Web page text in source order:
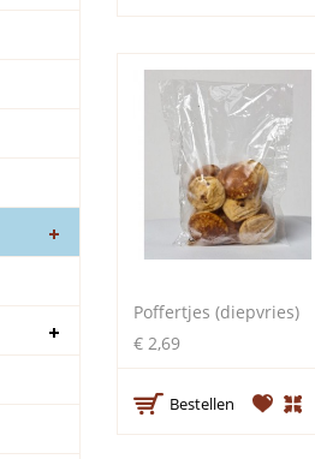
Poffertjes (diepvries)
€ 2,69
Bestellen